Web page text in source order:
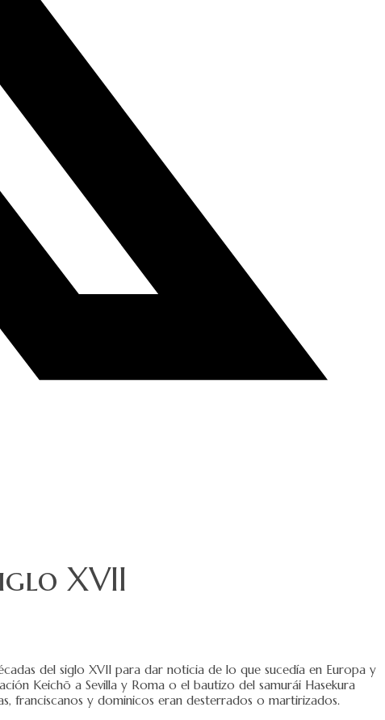
XVII
del siglo XVII para dar noticia de lo que sucedía en Europa y
Keichō a Sevilla y Roma o el bautizo del samurái Hasekura
franciscanos y dominicos eran desterrados o martirizados.